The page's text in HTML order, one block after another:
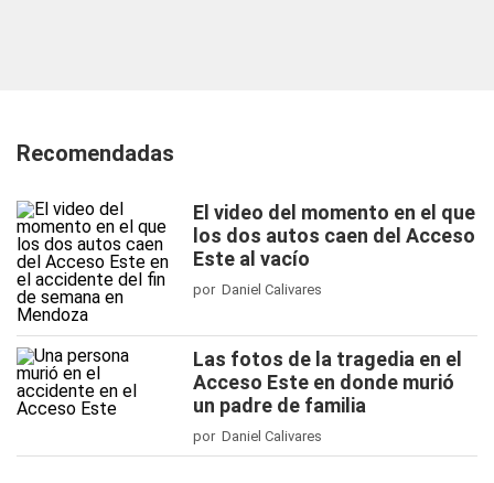
Recomendadas
El video del momento en el que
los dos autos caen del Acceso
Este al vacío
por Daniel Calivares
Las fotos de la tragedia en el
Acceso Este en donde murió
un padre de familia
por Daniel Calivares